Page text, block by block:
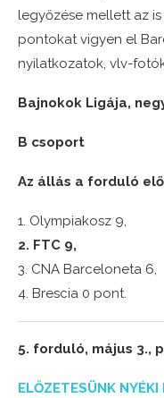
legyőzése mellett az
pontokat vigyen el
nyilatkozatok, vlv-
Bajnokok Ligája,
B csoport
Az állás a forduló
1. Olympiakosz 9,
2. FTC 9,
3. CNA Barceloneta 6,
4. Brescia 0 pont.
5. forduló, május 3.,
ELŐZETESÜNK